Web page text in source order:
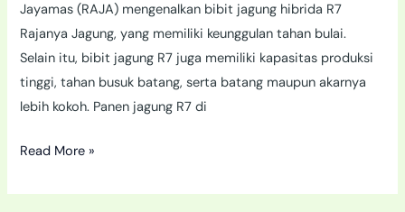
Jayamas (RAJA) mengenalkan bibit jagung hibrida R7
Rajanya Jagung, yang memiliki keunggulan tahan bulai.
Selain itu, bibit jagung R7 juga memiliki kapasitas produksi
tinggi, tahan busuk batang, serta batang maupun akarnya
lebih kokoh. Panen jagung R7 di
Read More »